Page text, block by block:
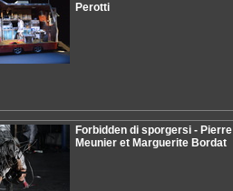
Perotti
Forbidden di sporgersi - Pierre
Meunier et Marguerite Bordat